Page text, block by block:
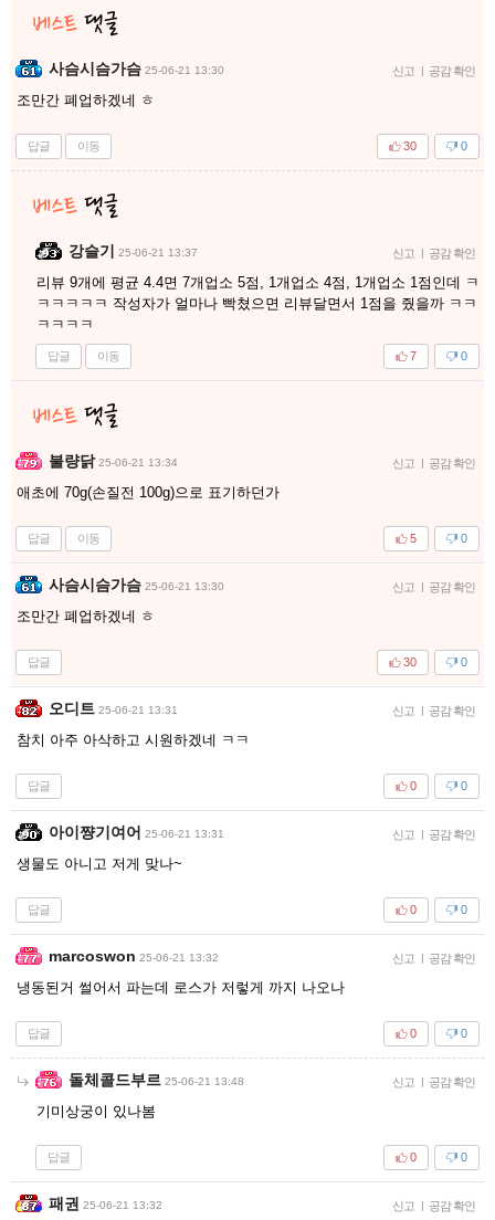
사슴시슴가슴 25-06-21 13:30 신고 | 공감 확인
조만간 폐업하겠네 ㅎ
답글 이동 0
30
강슬기 25-06-21 13:37 신고 | 공감 확인
리뷰 9개에 평균 4.4면 7개업소 5점, 1개업소 4점, 1개업소 1점인데 ㅋ
ㅋㅋㅋㅋㅋ 작성자가 얼마나 빡쳤으면 리뷰달면서 1점을 줬을까 ㅋㅋ
ㅋㅋㅋㅋ
답글 이동 0
7
불량닭 25-06-21 13:34 신고 | 공감 확인
애초에 70g(손질전 100g)으로 표기하던가
답글 이동 0
5
사슴시슴가슴 25-06-21 13:30 신고 | 공감 확인
조만간 폐업하겠네 ㅎ
답글 0
30
오디트 25-06-21 13:31 신고 | 공감 확인
참치 아주 아삭하고 시원하겠네 ㅋㅋ
답글 0
0
아이쨩기여어 25-06-21 13:31 신고 | 공감 확인
생물도 아니고 저게 맞나~
답글 0
0
marcoswon 25-06-21 13:32 신고 | 공감 확인
냉동된거 썰어서 파는데 로스가 저렇게 까지 나오나
답글 0
0
돌체콜드부르 25-06-21 13:48 신고 | 공감 확인
기미상궁이 있나봄
답글 0
0
패권 25-06-21 13:32 신고 | 공감 확인